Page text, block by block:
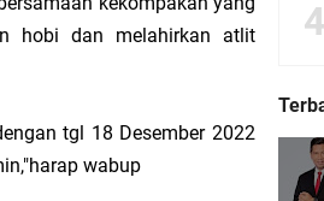
Tahniah Hari Jadi ke-14 Kecamatan Tasik
Tumpeng ke Kejari
hobi dan melahirkan atlit
tgl 18 Desember 2022
wabup